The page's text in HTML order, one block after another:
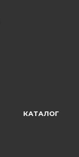
КАТАЛОГ